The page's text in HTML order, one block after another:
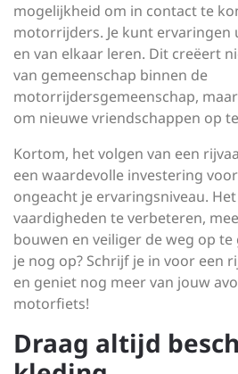
mogelijkheid om in contact te
motorrijders. Je kunt ervaringen
en van elkaar leren. Dit creëert
van gemeenschap binnen de
motorrijdersgemeenschap,
om nieuwe vriendschappen op
Kortom, het volgen van een
een waardevolle investering
ongeacht je ervaringsniveau.
vaardigheden te verbeteren,
bouwen en veiliger de weg op
je nog op? Schrijf je in voor een
en geniet nog meer van jouw
motorfiets!
Draag altijd